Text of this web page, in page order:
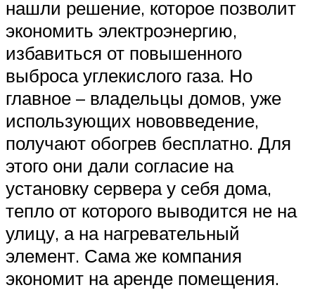
нашли решение, которое позволит
экономить электроэнергию,
избавиться от повышенного
выброса углекислого газа. Но
главное – владельцы домов, уже
использующих нововведение,
получают обогрев бесплатно. Для
этого они дали согласие на
установку сервера у себя дома,
тепло от которого выводится не на
улицу, а на нагревательный
элемент. Сама же компания
экономит на аренде помещения.